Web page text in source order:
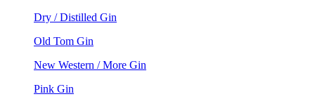
Dry / Distilled Gin
Old Tom Gin
New Western / More Gin
Pink Gin